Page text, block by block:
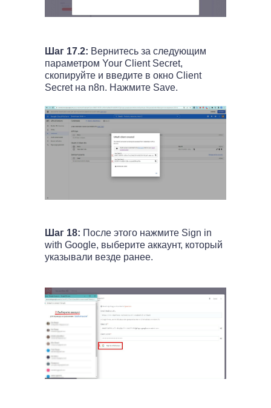
Шаг 17.2: Вернитесь за следующим
параметром Your Client Secret,
скопируйте и введите в окно Client
Secret на n8n. Нажмите Savе.
Шаг 18: После этого нажмите Sign in
with Google, выберите аккаунт, который
указывали везде ранее.